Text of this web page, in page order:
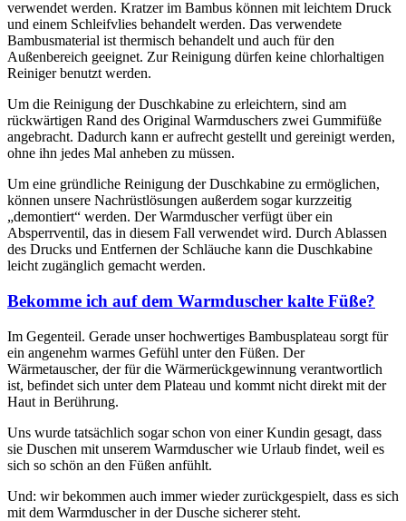
verwendet werden. Kratzer im Bambus können mit leichtem Druck
und einem Schleifvlies behandelt werden. Das verwendete
Bambusmaterial ist thermisch behandelt und auch für den
Außenbereich geeignet. Zur Reinigung dürfen keine chlorhaltigen
Reiniger benutzt werden.
Um die Reinigung der Duschkabine zu erleichtern, sind am
rückwärtigen Rand des Original Warmduschers zwei Gummifüße
angebracht. Dadurch kann er aufrecht gestellt und gereinigt werden,
ohne ihn jedes Mal anheben zu müssen.
Um eine gründliche Reinigung der Duschkabine zu ermöglichen,
können unsere Nachrüstlösungen außerdem sogar kurzzeitig
„demontiert“ werden. Der Warmduscher verfügt über ein
Absperrventil, das in diesem Fall verwendet wird. Durch Ablassen
des Drucks und Entfernen der Schläuche kann die Duschkabine
leicht zugänglich gemacht werden.
Bekomme ich auf dem Warmduscher kalte Füße?
Im Gegenteil. Gerade unser hochwertiges Bambusplateau sorgt für
ein angenehm warmes Gefühl unter den Füßen. Der
Wärmetauscher, der für die Wärmerückgewinnung verantwortlich
ist, befindet sich unter dem Plateau und kommt nicht direkt mit der
Haut in Berührung.
Uns wurde tatsächlich sogar schon von einer Kundin gesagt, dass
sie Duschen mit unserem Warmduscher wie Urlaub findet, weil es
sich so schön an den Füßen anfühlt.
Und: wir bekommen auch immer wieder zurückgespielt, dass es sich
mit dem Warmduscher in der Dusche sicherer steht.